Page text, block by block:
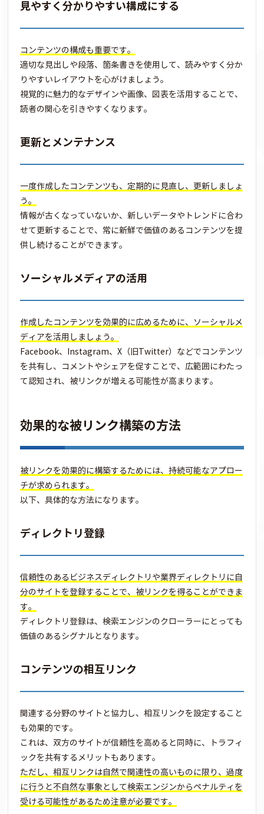
見やすく分かりやすい構成にする
コンテンツの構成も重要です。
適切な見出しや段落、箇条書きを使用して、読みやすく分か
りやすいレイアウトを心がけましょう。
視覚的に魅力的なデザインや画像、図表を活用することで、
読者の関心を引きやすくなります。
更新とメンテナンス
一度作成したコンテンツも、定期的に見直し、更新しましょ
う。
情報が古くなっていないか、新しいデータやトレンドに合わ
せて更新することで、常に新鮮で価値のあるコンテンツを提
供し続けることができます。
ソーシャルメディアの活用
作成したコンテンツを効果的に広めるために、ソーシャルメ
ディアを活用しましょう。
Facebook、Instagram、X（旧Twitter）などでコンテンツ
を共有し、コメントやシェアを促すことで、広範囲にわたっ
て認知され、被リンクが増える可能性が高まります。
効果的な被リンク構築の方法
被リンクを効果的に構築するためには、持続可能なアプロー
チが求められます。
以下、具体的な方法になります。
ディレクトリ登録
信頼性のあるビジネスディレクトリや業界ディレクトリに自
分のサイトを登録することで、被リンクを得ることができま
す。
ディレクトリ登録は、検索エンジンのクローラーにとっても
価値のあるシグナルとなります。
コンテンツの相互リンク
関連する分野のサイトと協力し、相互リンクを設定すること
も効果的です。
これは、双方のサイトが信頼性を高めると同時に、トラフィ
ックを共有するメリットもあります。
ただし、相互リンクは自然で関連性の高いものに限り、過度
に行うと不自然な事象として検索エンジンからペナルティを
受ける可能性があるため注意が必要です。